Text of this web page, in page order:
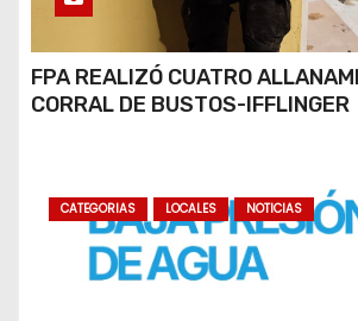
FPA REALIZÓ CUATRO
CORRAL DE BUSTOS-IFFLINGER
CATEGORIAS LOCALES NOTICIAS